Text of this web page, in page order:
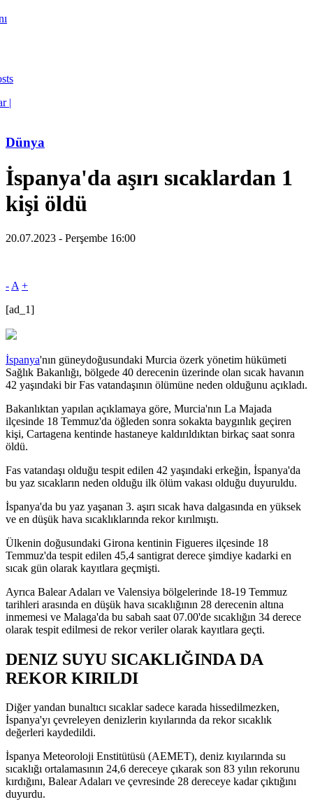
|
Dünya
İspanya'da aşırı sıcaklardan 1
kişi öldü
20.07.2023 - Perşembe 16:00
- A +
[ad_1]
İspanya'nın güneydoğusundaki Murcia özerk yönetim hükümeti
Sağlık Bakanlığı, bölgede 40 derecenin üzerinde olan sıcak havanın
42 yaşındaki bir Fas vatandaşının ölümüne neden olduğunu açıkladı.
Bakanlıktan yapılan açıklamaya göre, Murcia'nın La Majada
ilçesinde 18 Temmuz'da öğleden sonra sokakta baygınlık geçiren
kişi, Cartagena kentinde hastaneye kaldırıldıktan birkaç saat sonra
öldü.
Fas vatandaşı olduğu tespit edilen 42 yaşındaki erkeğin, İspanya'da
bu yaz sıcakların neden olduğu ilk ölüm vakası olduğu duyuruldu.
İspanya'da bu yaz yaşanan 3. aşırı sıcak hava dalgasında en yüksek
ve en düşük hava sıcaklıklarında rekor kırılmıştı.
Ülkenin doğusundaki Girona kentinin Figueres ilçesinde 18
Temmuz'da tespit edilen 45,4 santigrat derece şimdiye kadarki en
sıcak gün olarak kayıtlara geçmişti.
Ayrıca Balear Adaları ve Valensiya bölgelerinde 18-19 Temmuz
tarihleri arasında en düşük hava sıcaklığının 28 derecenin altına
inmemesi ve Malaga'da bu sabah saat 07.00'de sıcaklığın 34 derece
olarak tespit edilmesi de rekor veriler olarak kayıtlara geçti.
DENIZ SUYU SICAKLIĞINDA DA
REKOR KIRILDI
Diğer yandan bunaltıcı sıcaklar sadece karada hissedilmezken,
İspanya'yı çevreleyen denizlerin kıyılarında da rekor sıcaklık
değerleri kaydedildi.
İspanya Meteoroloji Enstitütüsü (AEMET), deniz kıyılarında su
sıcaklığı ortalamasının 24,6 dereceye çıkarak son 83 yılın rekorunu
kırdığını, Balear Adaları ve çevresinde 28 dereceye kadar çıktığını
duyurdu.